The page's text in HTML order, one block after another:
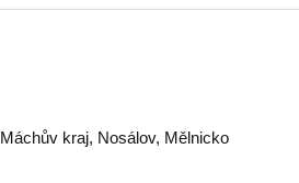
Máchův kraj, Nosálov, Mělnicko